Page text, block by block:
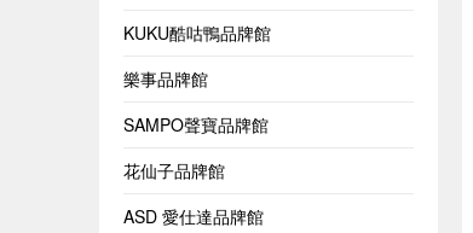
KUKU酷咕鴨品牌館
樂事品牌館
SAMPO聲寶品牌館
花仙子品牌館
ASD 愛仕達品牌館